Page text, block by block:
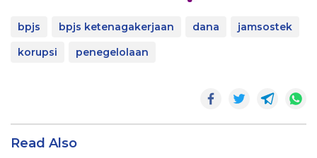
bpjs bpjs ketenagakerjaan dana
jamsostek
korupsi
penegelolaan
Read Also